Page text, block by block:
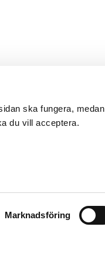
ska fungera, medan
du vill acceptera.
Marknadsföring